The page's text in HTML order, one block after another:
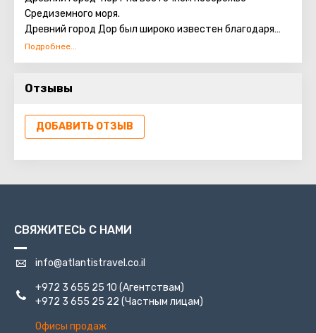
представляет возможность насладиться панорамой
города.
приключений, и поклонников ночного драйва
Средиземного моря.
Древний город Дор был широко известен благодаря
владению секретом получения из морских моллюсков
особого красителя, которые древние римляне
«тхелет» был отличительной чертой одежды
Отзывы
ДОБАВИТЬ ОТЗЫВ
СВЯЖИТЕСЬ С НАМИ
info@atlantistravel.co.il
+972 3 655 25 10 (Агентствам)
+972 3 655 25 22 (Частным лицам)
Офисы продаж